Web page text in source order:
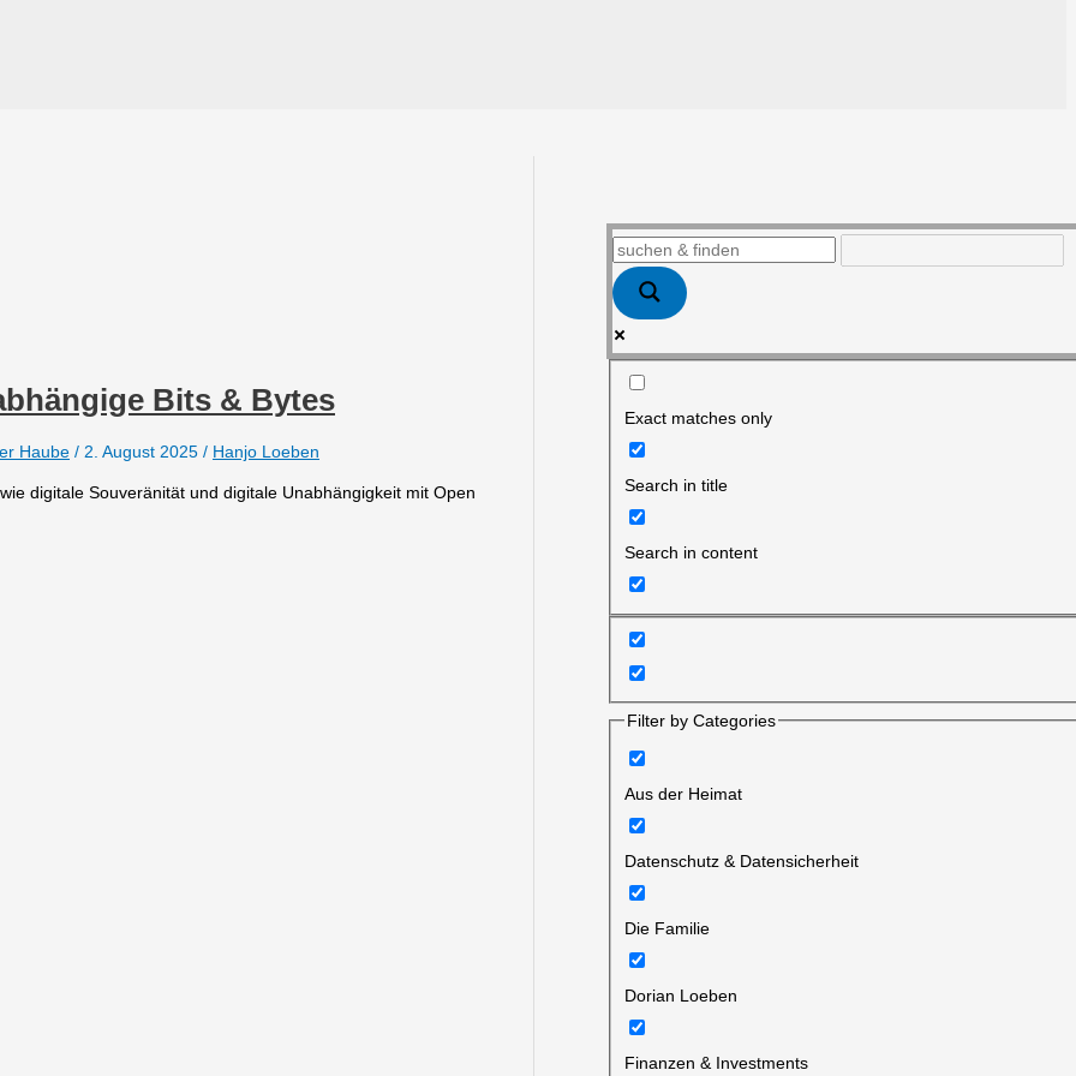
Bits & Bytes
Haube / 2. August 2025 / Hanjo Loeben
digitale Souveränität und digitale Unabhängigkeit mit Open
Exact matches only
Search in title
Search in content
Filter by Categories
Aus der Heimat
Datenschutz & Datensicherheit
Die Familie
Dorian Loeben
Finanzen & Investments